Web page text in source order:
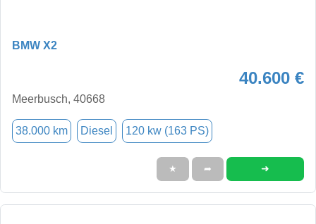
BMW X2
40.600 €
Meerbusch, 40668
38.000 km Diesel 120 kw (163 PS)
★ ➦ ➜